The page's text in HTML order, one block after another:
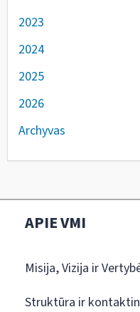
2023
2024
2025
2026
Archyvas
APIE VMI
Misija, Vizija ir
Struktūra ir